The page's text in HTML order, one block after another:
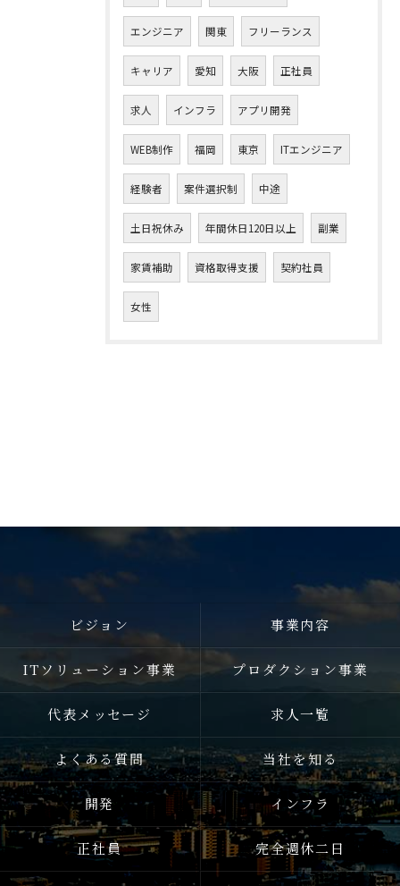
エンジニア 関東 フリーランス
キャリア 愛知 大阪 正社員
求人 インフラ アプリ開発
WEB制作 福岡 東京 ITエンジニア
経験者 案件選択制 中途
土日祝休み 年間休日120日以上 副業
家賃補助 資格取得支援 契約社員
女性
ビジョン 事業内容
ITソリューション事業 プロダクション事業
代表メッセージ 求人一覧
よくある質問 当社を知る
開発 インフラ
正社員 完全週休二日